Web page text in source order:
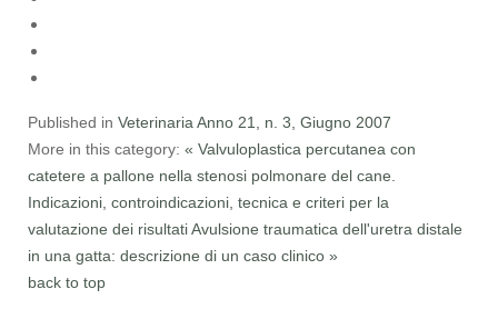
Published in Veterinaria Anno 21, n. 3, Giugno 2007
More in this category: « Valvuloplastica percutanea con
catetere a pallone nella stenosi polmonare del cane.
Indicazioni, controindicazioni, tecnica e criteri per la
valutazione dei risultatiAvulsione traumatica dell'uretra distale
in una gatta: descrizione di un caso clinico »
back to top